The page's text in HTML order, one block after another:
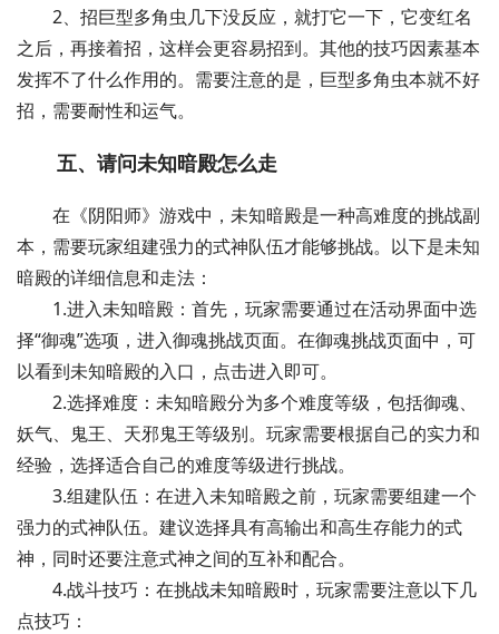
2、招巨型多角虫几下没反应，就打它一下，它变红名
之后，再接着招，这样会更容易招到。其他的技巧因素基本
发挥不了什么作用的。需要注意的是，巨型多角虫本就不好
招，需要耐性和运气。
五、请问未知暗殿怎么走
在《阴阳师》游戏中，未知暗殿是一种高难度的挑战副
本，需要玩家组建强力的式神队伍才能够挑战。以下是未知
暗殿的详细信息和走法：
1.进入未知暗殿：首先，玩家需要通过在活动界面中选
择“御魂”选项，进入御魂挑战页面。在御魂挑战页面中，可
以看到未知暗殿的入口，点击进入即可。
2.选择难度：未知暗殿分为多个难度等级，包括御魂、
妖气、鬼王、天邪鬼王等级别。玩家需要根据自己的实力和
经验，选择适合自己的难度等级进行挑战。
3.组建队伍：在进入未知暗殿之前，玩家需要组建一个
强力的式神队伍。建议选择具有高输出和高生存能力的式
神，同时还要注意式神之间的互补和配合。
4.战斗技巧：在挑战未知暗殿时，玩家需要注意以下几
点技巧：